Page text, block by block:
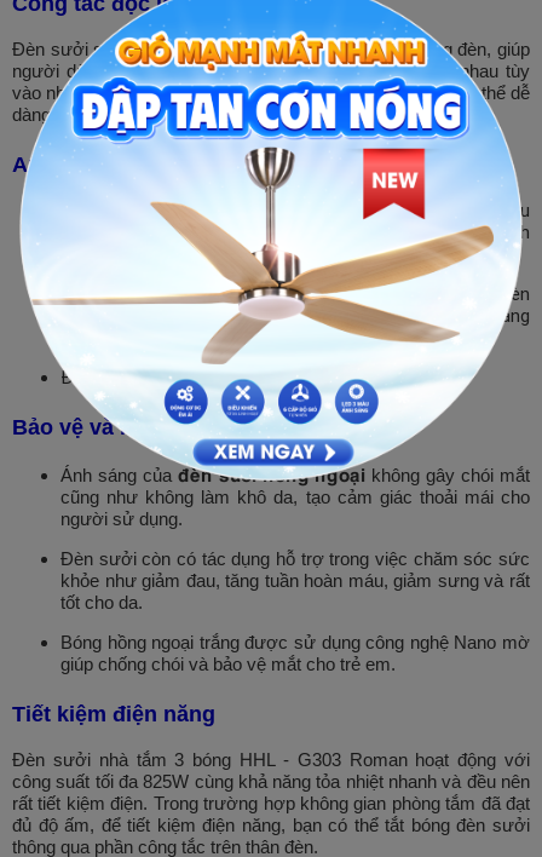
Đèn sưởi sử dụng các công tắc độc lập cho từng bóng đèn, giúp
người dùng có thể sử dụng theo từng công suất khác nhau tùy
vào nhiệt độ phòng và nhu cầu sử dụng. Bóng đèn sưởi có thể dễ
dàng thay thế và lắp đặt.
An toàn trong quá trình sử dụng
Vỏ đèn sưởi nhà tắm hồng ngoại được làm từ chất liệu
nhựa ABS cao cấp cách điện chịu nhiệt, chống cháy thích
hợp trong môi trường ẩm thấp của nhà tắm.
Phần đây nguồn dài 2m,2*1.0mm (dây điện bên trong đèn
bọc 2 lớp chống cháy giúp đèn hoạt động an toàn tăng
tuổi thọ sản phẩm)
Đui đèn bằng sứ chịu nhiêt.
Bảo vệ và nâng cao sức khỏe
Ánh sáng của đèn sưởi hồng ngoại không gây chói mắt
cũng như không làm khô da, tạo cảm giác thoải mái cho
người sử dụng.
Đèn sưởi còn có tác dụng hỗ trợ trong việc chăm sóc sức
khỏe như giảm đau, tăng tuần hoàn máu, giảm sưng và rất
tốt cho da.
Bóng hồng ngoại trắng được sử dụng công nghệ Nano mờ
giúp chống chói và bảo vệ mắt cho trẻ em.
Tiết kiệm điện năng
Đèn sưởi nhà tắm 3 bóng HHL - G303 Roman hoạt động với
công suất tối đa 825W cùng khả năng tỏa nhiệt nhanh và đều nên
rất tiết kiệm điện. Trong trường hợp không gian phòng tắm đã đạt
đủ độ ấm, để tiết kiệm điện năng, bạn có thể tắt bóng đèn sưởi
thông qua phần công tắc trên thân đèn.